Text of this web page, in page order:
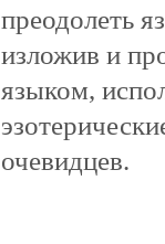
преодолеть
изложив и
языком,
очевидцев.